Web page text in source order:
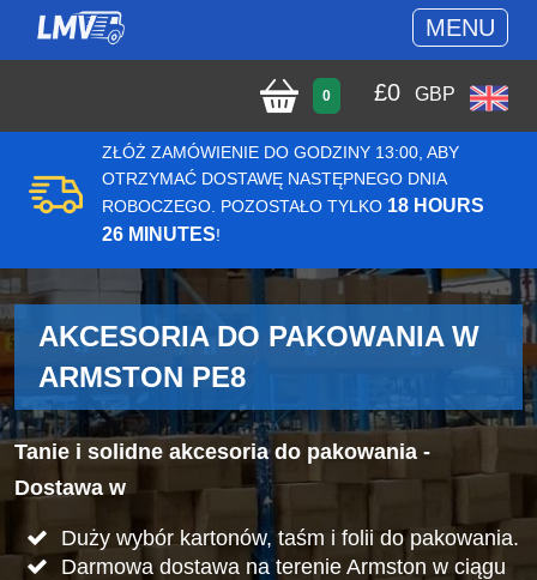
MENU
0 £0 GBP
ZŁÓŻ ZAMÓWIENIE DO GODZINY 13:00, ABY
OTRZYMAĆ DOSTAWĘ NASTĘPNEGO DNIA
ROBOCZEGO. POZOSTAŁO TYLKO 18 HOURS
26 MINUTES!
AKCESORIA DO PAKOWANIA W
ARMSTON PE8
Tanie i solidne akcesoria do pakowania -
Dostawa w
Duży wybór kartonów, taśm i folii do pakowania.
Darmowa dostawa na terenie Armston w ciągu